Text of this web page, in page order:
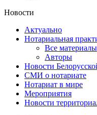
Новости
Актуально
Нотариальная
Все материалы
Авторы
Новости
СМИ о нотариате
Нотариат в мире
Мероприятия
Новости